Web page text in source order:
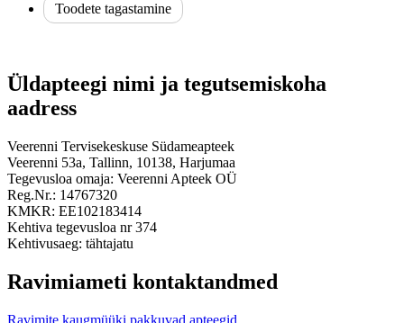
Toodete tagastamine
Üldapteegi nimi ja tegutsemiskoha
aadress
Veerenni Tervisekeskuse Südameapteek
Veerenni 53a, Tallinn, 10138, Harjumaa
Tegevusloa omaja: Veerenni Apteek OÜ
Reg.Nr.: 14767320
KMKR: EE102183414
Kehtiva tegevusloa nr 374
Kehtivusaeg: tähtajatu
Ravimiameti kontaktandmed
Ravimite kaugmüüki pakkuvad apteegid